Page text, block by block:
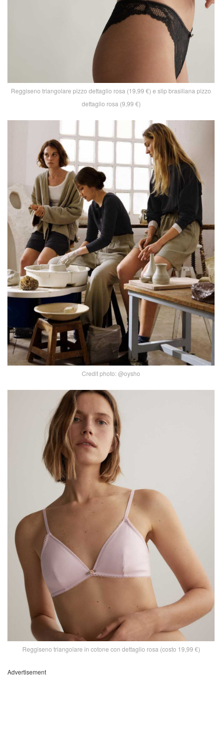
Reggiseno triangolare pizzo dettaglio rosa (19,99 €) e slip brasiliana pizzo
dettaglio rosa (9,99 €)
Credit photo: @oysho
Reggiseno triangolare in cotone con dettaglio rosa (costo 19,99 €)
Advertisement